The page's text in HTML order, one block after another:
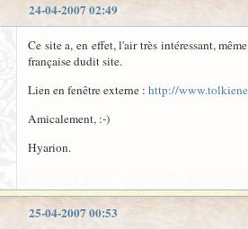
24-04-2007 02:49
Ce site a, en effet, l'air très intéressant,
française dudit site.
Lien en fenêtre externe : http://
Amicalement, :-)
Hyarion.
25-04-2007 00:53